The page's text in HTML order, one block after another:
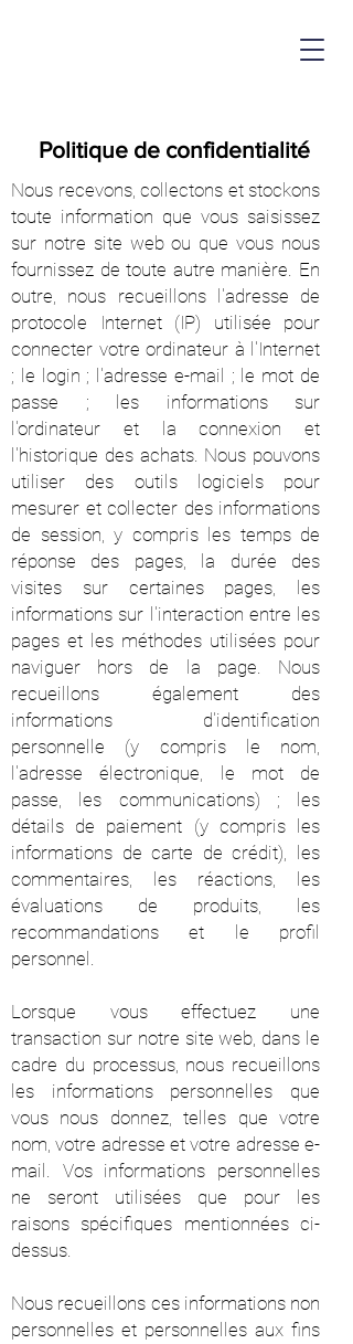
Politique de confidentialité
Nous recevons, collectons et stockons
toute information que vous saisissez
sur notre site web ou que vous nous
fournissez de toute autre manière. En
outre, nous recueillons l'adresse de
protocole Internet (IP) utilisée pour
connecter votre ordinateur à l'Internet
; le login ; l'adresse e-mail ; le mot de
passe ; les informations sur
l'ordinateur et la connexion et
l'historique des achats. Nous pouvons
utiliser des outils logiciels pour
mesurer et collecter des informations
de session, y compris les temps de
réponse des pages, la durée des
visites sur certaines pages, les
informations sur l'interaction entre les
pages et les méthodes utilisées pour
naviguer hors de la page. Nous
recueillons également des
informations d'identification
personnelle (y compris le nom,
l'adresse électronique, le mot de
passe, les communications) ; les
détails de paiement (y compris les
informations de carte de crédit), les
commentaires, les réactions, les
évaluations de produits, les
recommandations et le profil
personnel.
Lorsque vous effectuez une
transaction sur notre site web, dans le
cadre du processus, nous recueillons
les informations personnelles que
vous nous donnez, telles que votre
nom, votre adresse et votre adresse e-
mail. Vos informations personnelles
ne seront utilisées que pour les
raisons spécifiques mentionnées ci-
dessus.
Nous recueillons ces informations non
personnelles et personnelles aux fins